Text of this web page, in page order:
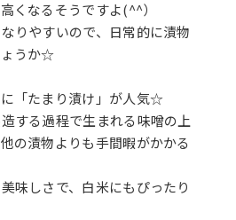
くなるそうですよ(^^）
りやすいので、日常的に漬物
ょうか☆
「たまり漬け」が人気☆
する過程で生まれる味噌の上
の漬物よりも手間暇がかかる
味しさで、白米にもぴったり